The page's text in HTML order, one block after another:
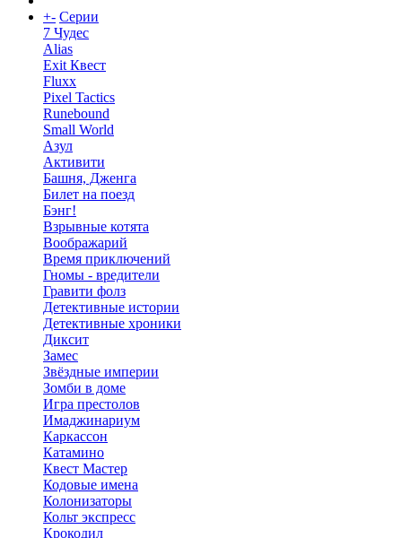
+- Серии
7 Чудес
Alias
Exit Квест
Fluxx
Pixel Tactics
Runebound
Small World
Азул
Активити
Башня, Дженга
Билет на поезд
Бэнг!
Взрывные котята
Воображарий
Время приключений
Гномы - вредители
Гравити фолз
Детективные истории
Детективные хроники
Диксит
Замес
Звёздные империи
Зомби в доме
Игра престолов
Имаджинариум
Каркассон
Катамино
Квест Мастер
Кодовые имена
Колонизаторы
Кольт экспресс
Крокодил